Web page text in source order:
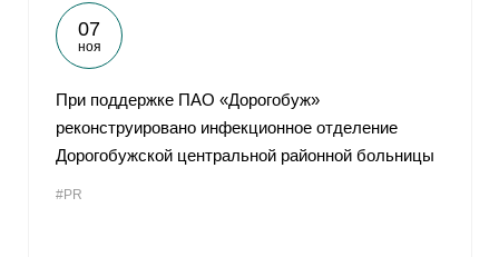
07
ноя
При поддержке ПАО «Дорогобуж»
реконструировано инфекционное отделение
Дорогобужской центральной районной больницы
#PR